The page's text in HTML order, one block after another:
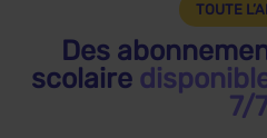
TOUTE
Des
scolaire
7/